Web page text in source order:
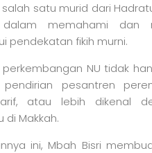
satu murid dari
dalam memahami dan
pendekatan fikih murni.
NU tidak
pesantren
atau lebih dikenal
Makkah.
ini, Mbah Bisri